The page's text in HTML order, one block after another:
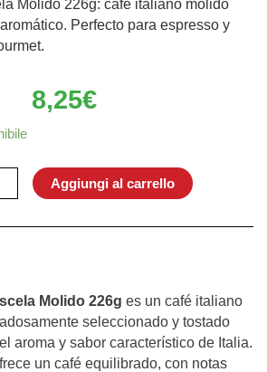
Molido 226g: café italiano molido
Perfecto para espresso y
8,25€
Aggiungi al carrello
Molido 226g es un café italiano
seleccionado y tostado
aroma y sabor característico de Italia.
un café equilibrado, con notas